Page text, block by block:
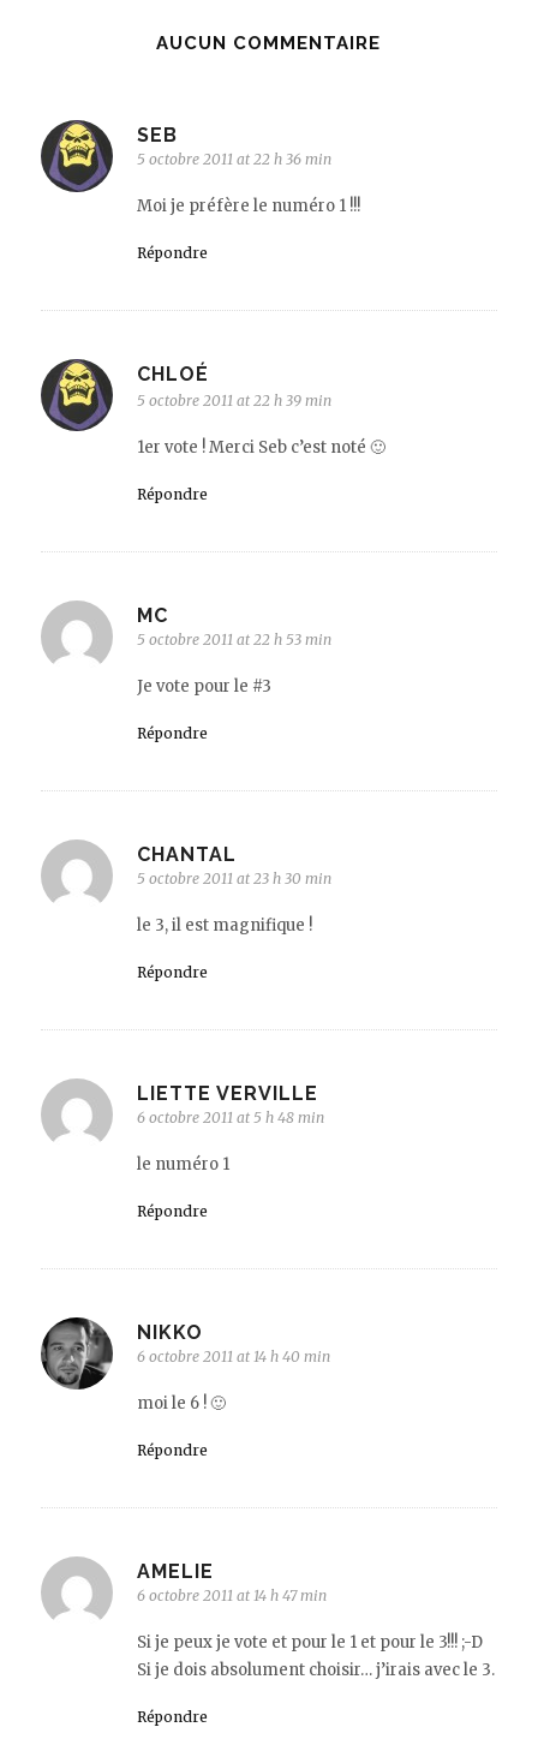
AUCUN COMMENTAIRE
SEB
5 octobre 2011 at 22 h 36 min
Moi je préfère le numéro 1 !!!
Répondre
CHLOÉ
5 octobre 2011 at 22 h 39 min
1er vote ! Merci Seb c’est noté 🙂
Répondre
MC
5 octobre 2011 at 22 h 53 min
Je vote pour le #3
Répondre
CHANTAL
5 octobre 2011 at 23 h 30 min
le 3, il est magnifique !
Répondre
LIETTE VERVILLE
6 octobre 2011 at 5 h 48 min
le numéro 1
Répondre
NIKKO
6 octobre 2011 at 14 h 40 min
moi le 6 ! 🙂
Répondre
AMELIE
6 octobre 2011 at 14 h 47 min
Si je peux je vote et pour le 1 et pour le 3!!! ;-D
Si je dois absolument choisir… j’irais avec le 3.
Répondre